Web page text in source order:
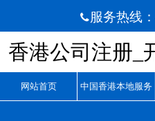
服务热线：
网站首页 中国香港本地服务